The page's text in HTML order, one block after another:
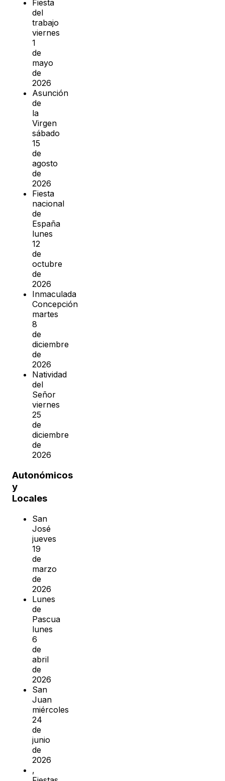
Fiesta
del
trabajo
viernes
1
de
mayo
de
2026
Asunción
de
la
Virgen
sábado
15
de
agosto
de
2026
Fiesta
nacional
de
España
lunes
12
de
octubre
de
2026
Inmaculada
Concepción
martes
8
de
diciembre
de
2026
Natividad
del
Señor
viernes
25
de
diciembre
de
2026
Autonómicos
y
Locales
San
José
jueves
19
de
marzo
de
2026
Lunes
de
Pascua
lunes
6
de
abril
de
2026
San
Juan
miércoles
24
de
junio
de
2026
,